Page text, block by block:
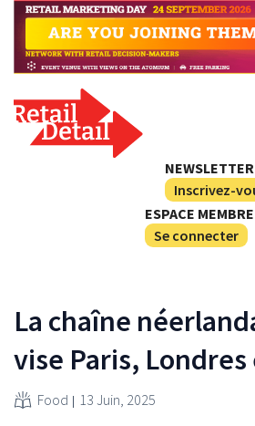
NEWSLETTER
Inscrivez-
ESPACE MEMBRE
Se connecter
La chaîne
vise Paris,
Food 13 Juin, 2025